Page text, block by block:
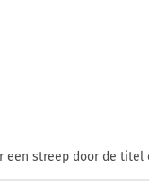
streep door de titel